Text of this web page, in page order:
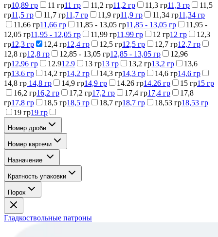
гр10,89 гр 11 гр11 гр 11,2 гр11,2 гр 11,3 гр11,3 гр
11,5
гр11,5 гр 11,7 гр11,7 гр 11,9 гр11,9 гр 11,34 гр11,34 гр
11,66 гр11,66 гр 11,85 - 13,05 гр11,85 - 13,05 гр
11,95 -
12,05 гр11,95 - 12,05 гр 11,99 гр11,99 гр 12 гр12 гр
12,3
гр12,3 гр 12,4 гр12,4 гр 12,5 гр12,5 гр 12,7 гр12,7 гр
12,8 гр12,8 гр 12,85 - 13,05 гр12,85 - 13,05 гр
12,96
гр12,96 гр 12.912.9 13 гр13 гр 13,2 гр13,2 гр
13,6
гр13,6 гр 14,2 гр14,2 гр 14,3 гр14,3 гр 14,6 гр14,6 гр
14,8 гр 14,8 гр 14,9 гр14,9 гр 14.26 гр14.26 гр 15 гр15 гр
16,2 гр16,2 гр 17,2 гр17,2 гр 17,4 гр17,4 гр
17,8
гр17,8 гр 18,5 гр18,5 гр 18,7 гр18,7 гр 18,53 гр18,53 гр
19 гр19 гр
Номер дроби
Номер картечи
Назначение
Кратность упаковки
Порох
Гладкоствольные патроны